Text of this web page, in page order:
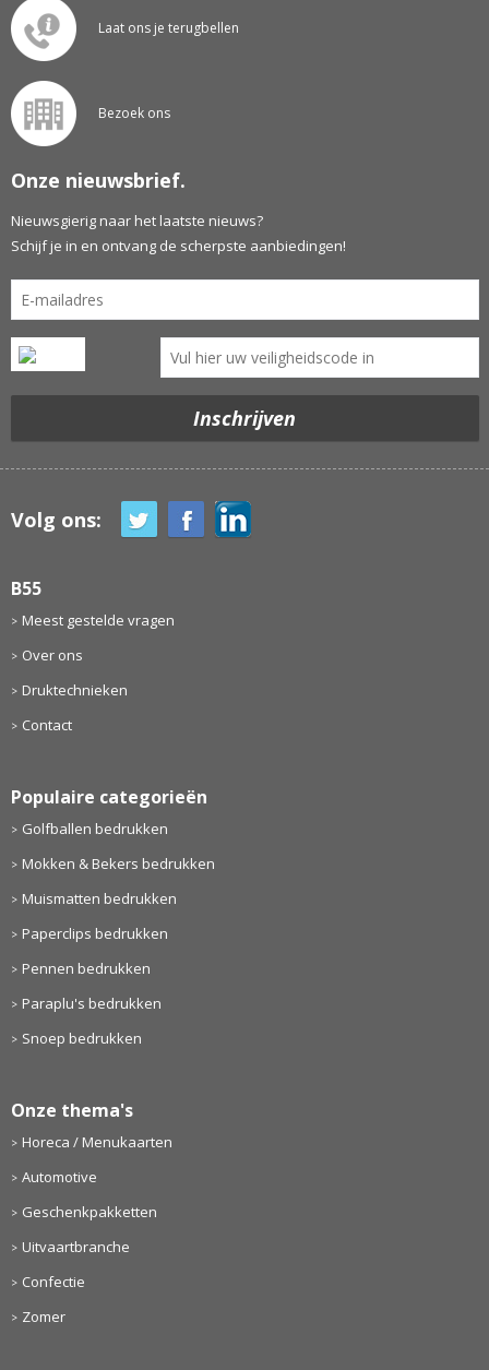
Laat ons je terugbellen
Bezoek ons
Onze nieuwsbrief.
Nieuwsgierig naar het laatste nieuws?
Schijf je in en ontvang de scherpste aanbiedingen!
Volg ons:
B55
Meest gestelde vragen
Over ons
Druktechnieken
Contact
Populaire categorieën
Golfballen bedrukken
Mokken & Bekers bedrukken
Muismatten bedrukken
Paperclips bedrukken
Pennen bedrukken
Paraplu's bedrukken
Snoep bedrukken
Onze thema's
Horeca / Menukaarten
Automotive
Geschenkpakketten
Uitvaartbranche
Confectie
Zomer